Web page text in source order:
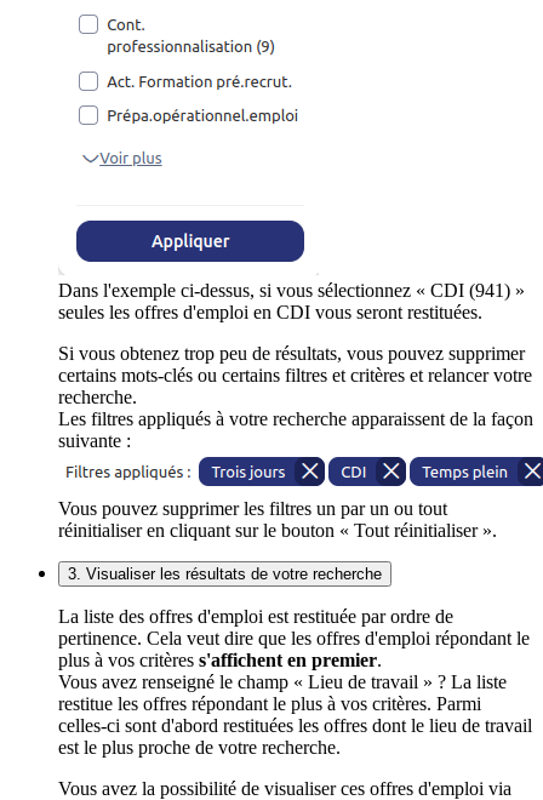
Dans l'exemple ci-dessus, si vous sélectionnez « CDI (941) »
seules les offres d'emploi en CDI vous seront restituées.
Si vous obtenez trop peu de résultats, vous pouvez supprimer
certains mots-clés ou certains filtres et critères et relancer votre
recherche.
Les filtres appliqués à votre recherche apparaissent de la façon
suivante :
Vous pouvez supprimer les filtres un par un ou tout
réinitialiser en cliquant sur le bouton « Tout réinitialiser ».
3. Visualiser les résultats de votre recherche
La liste des offres d'emploi est restituée par ordre de
pertinence. Cela veut dire que les offres d'emploi répondant le
plus à vos critères s'affichent en premier.
Vous avez renseigné le champ « Lieu de travail » ? La liste
restitue les offres répondant le plus à vos critères. Parmi
celles-ci sont d'abord restituées les offres dont le lieu de travail
est le plus proche de votre recherche.
Vous avez la possibilité de visualiser ces offres d'emploi via